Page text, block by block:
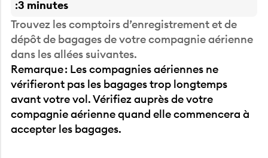
Trouvez les comptoirs d’enregistrement et de
dépôt de bagages de votre compagnie aérienne
dans les allées suivantes.
Remarque : Les compagnies aériennes ne
vérifieront pas les bagages trop longtemps
avant votre vol. Vérifiez auprès de votre
compagnie aérienne quand elle commencera à
accepter les bagages.